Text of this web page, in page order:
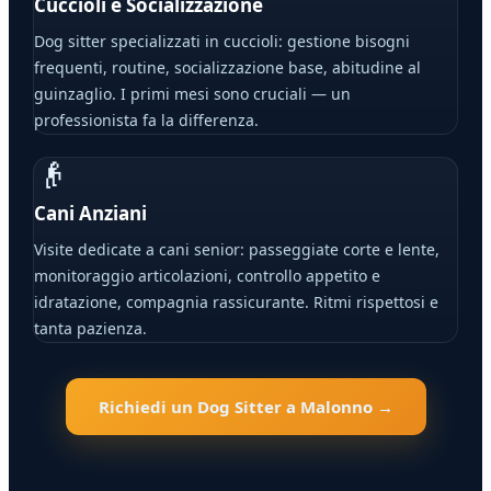
Cuccioli e Socializzazione
Dog sitter specializzati in cuccioli: gestione bisogni
frequenti, routine, socializzazione base, abitudine al
guinzaglio. I primi mesi sono cruciali — un
professionista fa la differenza.
👴
Cani Anziani
Visite dedicate a cani senior: passeggiate corte e lente,
monitoraggio articolazioni, controllo appetito e
idratazione, compagnia rassicurante. Ritmi rispettosi e
tanta pazienza.
Richiedi un Dog Sitter a Malonno →